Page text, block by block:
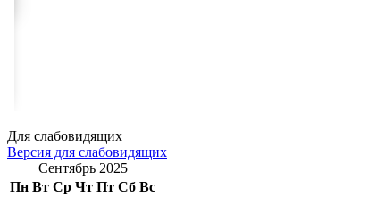
Для слабовидящих
Версия для слабовидящих
Сентябрь 2025
Пн Вт Ср Чт Пт Сб Вс